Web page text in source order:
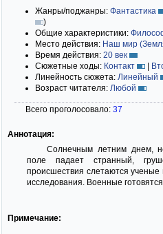
Жанры/поджанры: Фантастика
)
Общие характеристики:
Место действия: Наш мир
Время действия: 20 век
Сюжетные ходы: Контакт |
Линейность сюжета: Линейный
Возраст читателя: Любой
Всего проголосовало: 37
Аннотация:
Солнечным летним днем,
поле падает странный,
происшествия слетаются
исследования. Военные
Примечание: